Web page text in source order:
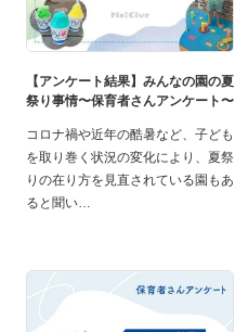
【アンケート結果】みんなの園の夏
祭り事情〜保育者さんアンケート〜
コロナ禍や近年の酷暑など、子ども
を取り巻く状況の変化により、夏祭
りの在り方を見直されている園もあ
ると聞い